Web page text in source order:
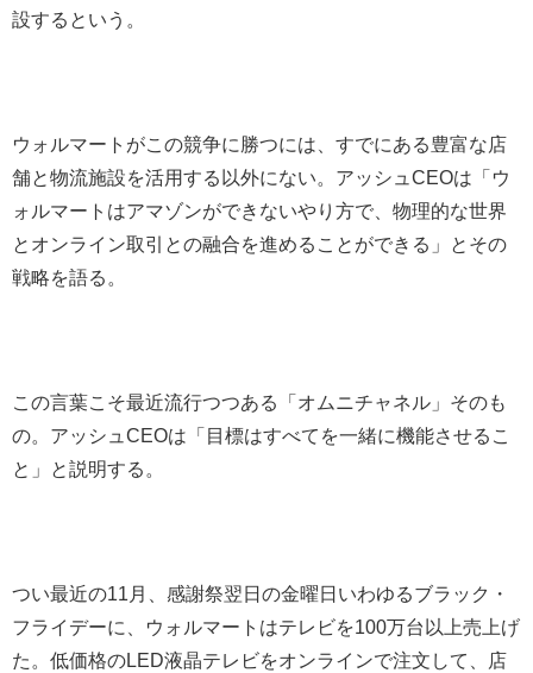
設するという。
ウォルマートがこの競争に勝つには、すでにある豊富な店
舗と物流施設を活用する以外にない。アッシュCEOは「ウ
ォルマートはアマゾンができないやり方で、物理的な世界
とオンライン取引との融合を進めることができる」とその
戦略を語る。
この言葉こそ最近流行つつある「オムニチャネル」そのも
の。アッシュCEOは「目標はすべてを一緒に機能させるこ
と」と説明する。
つい最近の11月、感謝祭翌日の金曜日いわゆるブラック・
フライデーに、ウォルマートはテレビを100万台以上売上げ
た。低価格のLED液晶テレビをオンラインで注文して、店